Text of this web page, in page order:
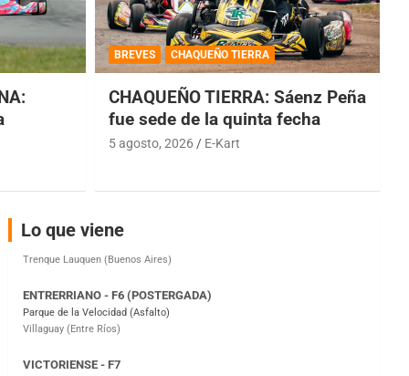
BREVES CHAQUEÑO TIERRA
CHAQUEÑO TIERRA: Sáenz Peña
fue sede de la quinta fecha
5 agosto, 2026 E-Kart
Lo que viene
COBERTURA ESPECIAL DE E-KART.COM.AR
08/09-AGO
Ramiro Tot (Asfalto)
Baradero (Buenos Aires)
Parque de la Velocidad (Asfalto)
Victoria (Entre Ríos)